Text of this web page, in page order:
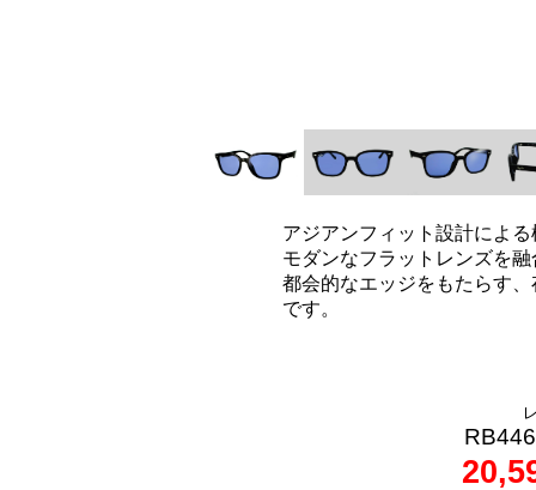
アジアンフィット設計によ
モダンなフラットレンズを
都会的なエッジをもたらす
です。